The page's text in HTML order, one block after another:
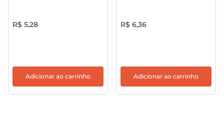
R$ 5,28
Adicionar ao carrinho
R$ 6,36
Adicionar ao carrinho